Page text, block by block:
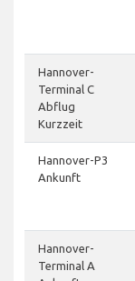
Hannover-
Terminal C
Abflug
Kurzzeit
Hannover-P3
Ankunft
Hannover-
Terminal A